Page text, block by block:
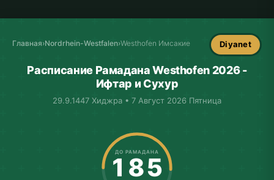
Главная›Nordrhein-Westfalen›Westhofen Имсакие Diyanet
Расписание Рамадана Westhofen 2026 -
Ифтар и Сухур
29.9.1447 Хиджра • 7 Август 2026 Пятница
ДО РАМАДАНА
185